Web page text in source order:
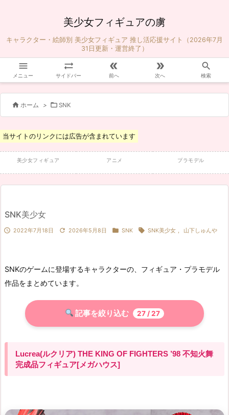
美少女フィギュアの虜
キャラクター・絵師別 美少女フィギュア 推し活応援サイト（2026年7月
31日更新・運営終了）

メニュー

サイドバー

前へ

次へ

検索
 ホーム >  SNK
当サイトのリンクには広告が含まれています
美少女フィギュア アニメ プラモデル
SNK美少女
 2022年7月18日  2026年5月8日  SNK  SNK美少女 , 山下しゅんや
SNKのゲームに登場するキャラクターの、フィギュア・プラモデル
作品をまとめています。
記事を絞り込む 27 / 27
Lucrea(ルクリア) THE KING OF FIGHTERS ’98 不知火舞
完成品フィギュア[メガハウス]